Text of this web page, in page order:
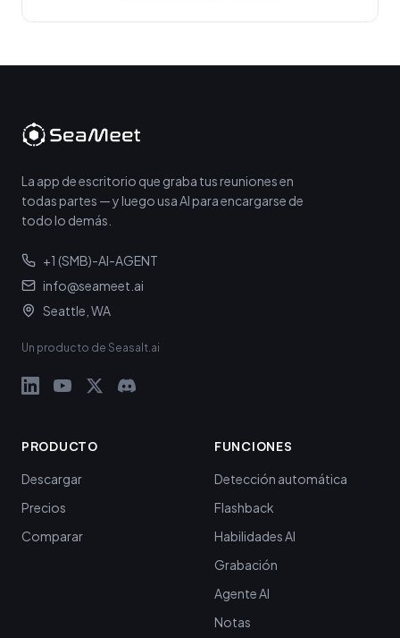
La app de escritorio que graba tus reuniones en
todas partes — y luego usa AI para encargarse de
todo lo demás.
+1 (SMB)-AI-AGENT
info@seameet.ai
Seattle, WA
Un producto de Seasalt.ai
PRODUCTO
Descargar
Precios
Comparar
FUNCIONES
Detección automática
Flashback
Habilidades AI
Grabación
Agente AI
Notas